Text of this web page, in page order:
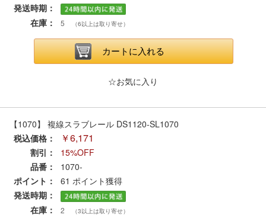
鉄道模型の情報
メルマガ登録 LINEお友達登録
ご注文方法
ヘルプページ
お問い合せ
発送時期：
在庫：
5 （6以上は取り寄せ）
カートに入れる
☆お気に入り
【1070】 複線スラブレール DS1120-SL1070
税込価格：
￥6,171
割引：
15%OFF
品番：
1070-
ポイント：
61 ポイント獲得
発送時期：
在庫：
2 （3以上は取り寄せ）